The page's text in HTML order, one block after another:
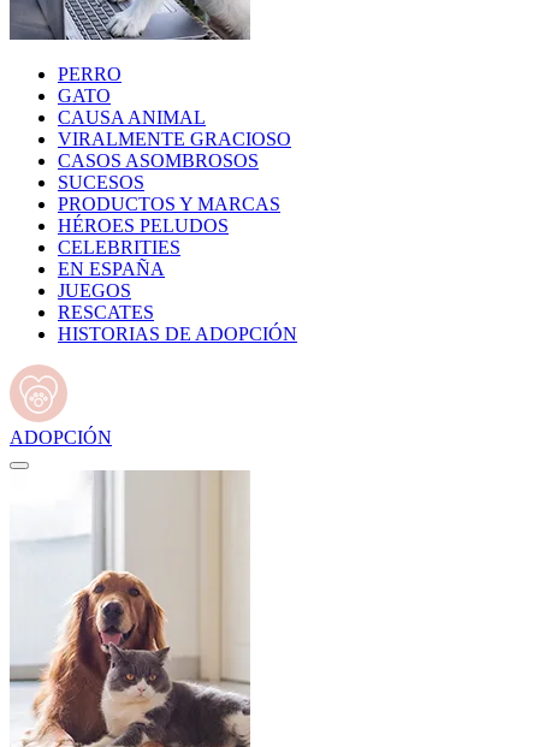
PERRO
GATO
CAUSA ANIMAL
VIRALMENTE GRACIOSO
CASOS ASOMBROSOS
SUCESOS
PRODUCTOS Y MARCAS
HÉROES PELUDOS
CELEBRITIES
EN ESPAÑA
JUEGOS
RESCATES
HISTORIAS DE ADOPCIÓN
ADOPCIÓN